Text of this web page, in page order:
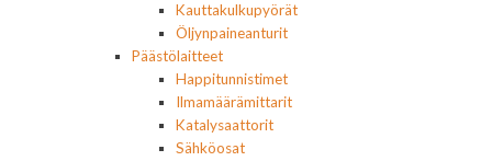
Kauttakulkupyörät
Öljynpaineanturit
Päästölaitteet
Happitunnistimet
Ilmamäärämittarit
Katalysaattorit
Sähköosat